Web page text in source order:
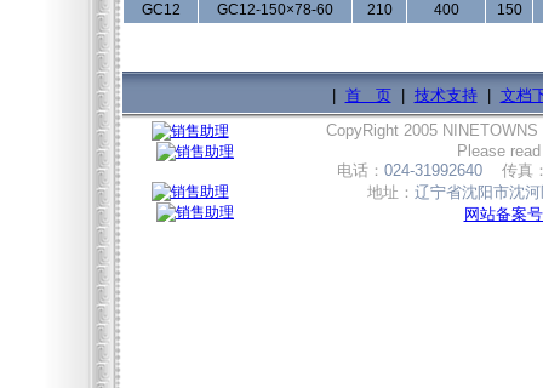
GC12
GC12-150×78-60 210 400 150
首 页| 技术支持| 文档
CopyRight 2005 NINETOWNS
Please
电话： 024-31992640 传真
地址： 辽宁省沈阳市沈
网站备案